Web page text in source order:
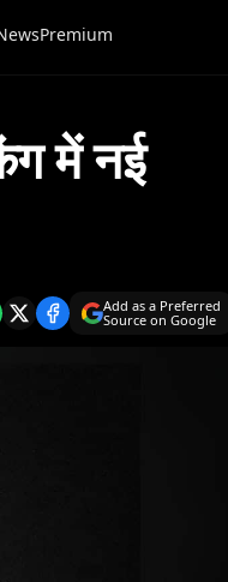
Premium
में नई
Add as a Preferred
Source on Google